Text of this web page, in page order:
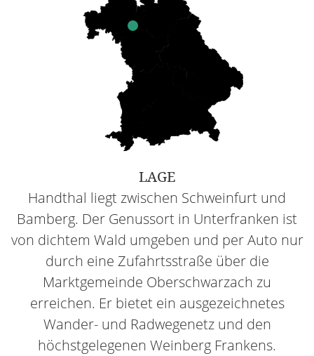
LAGE
Handthal liegt zwischen Schweinfurt und
Bamberg. Der Genussort in Unterfranken ist
von dichtem Wald umgeben und per Auto nur
durch eine Zufahrtsstraße über die
Marktgemeinde Oberschwarzach zu
erreichen. Er bietet ein ausgezeichnetes
Wander- und Radwegenetz und den
höchstgelegenen Weinberg Frankens.